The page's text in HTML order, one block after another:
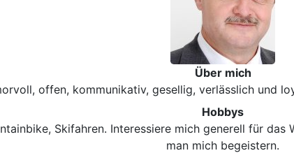
Über mich
offen, kommunikativ, gesellig, verlässlich und
Hobbys
Skifahren. Interessiere mich generell für das
man mich begeistern.